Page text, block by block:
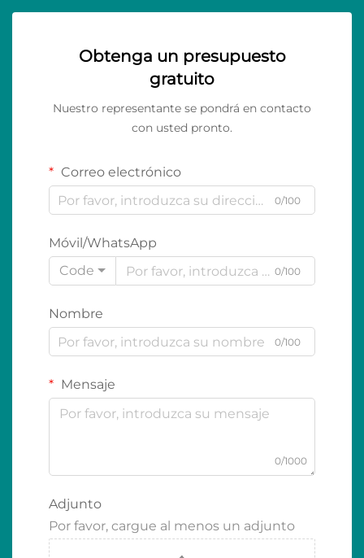
Obtenga un presupuesto
gratuito
Nuestro representante se pondrá en contacto
con usted pronto.
Correo electrónico
0/100
Móvil/WhatsApp
Code
0/100
Nombre
0/100
Mensaje
0/1000
Adjunto
Por favor, cargue al menos un adjunto